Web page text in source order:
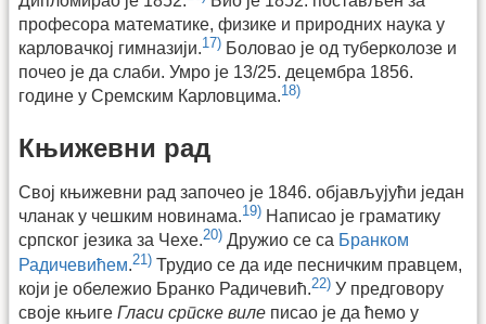
професора математике, физике и природних наука у
карловачкој гимназији.17) Боловао је од туберколозе и
почео је да слаби. Умро је 13/25. децембра 1856.
године у Сремским Карловцима.18)
Књижевни рад
Свој књижевни рад започео је 1846. објављујући један
чланак у чешким новинама.19) Написао је граматику
српског језика за Чехе.20) Дружио се са Бранком
Радичевићем.21) Трудио се да иде песничким правцем,
који је обележио Бранко Радичевић.22) У предговору
своје књиге Гласи српске виле писао је да ћемо у